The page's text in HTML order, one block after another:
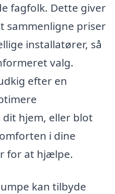
fagfolk. Dette giver
sammenligne priser
installatører, så
valg.
efter en
hjem, eller blot
i dine
for at hjælpe.
kan tilbyde